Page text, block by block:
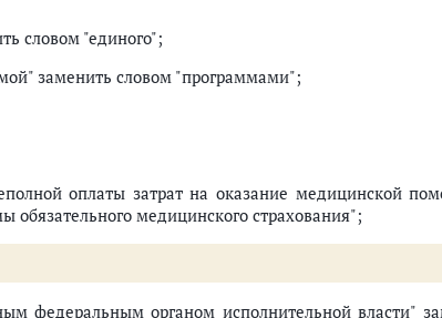
словом "единого";
заменить словом "программами";
оплаты затрат на оказание медицинской
обязательного медицинского страхования";
федеральным органом исполнительной власти"